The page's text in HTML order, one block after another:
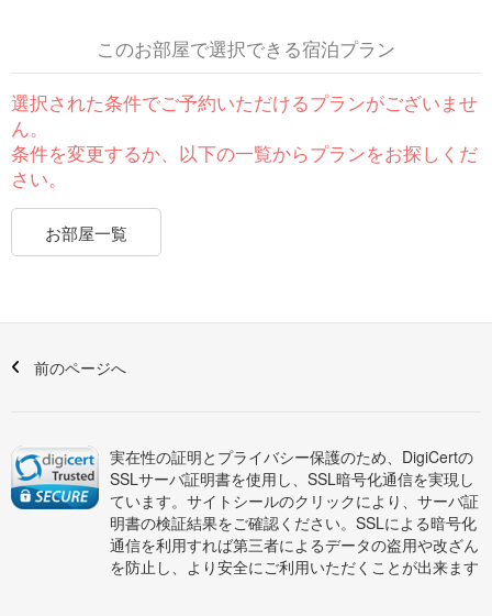
このお部屋で選択できる宿泊プラン
選択された条件でご予約いただけるプランがございませ
ん。
条件を変更するか、以下の一覧からプランをお探しくだ
さい。
お部屋一覧
前のページへ
実在性の証明とプライバシー保護のため、DigiCertの
SSLサーバ証明書を使用し、SSL暗号化通信を実現し
ています。サイトシールのクリックにより、サーバ証
明書の検証結果をご確認ください。SSLによる暗号化
通信を利用すれば第三者によるデータの盗用や改ざん
を防止し、より安全にご利用いただくことが出来ます